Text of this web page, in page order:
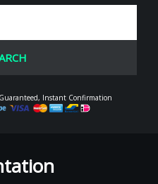
Instant Confirmation